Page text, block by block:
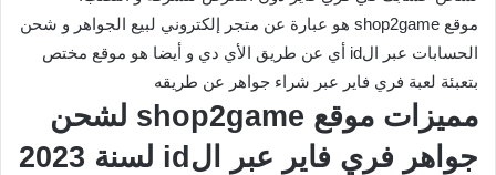
موقع shop2game هو عبارة عن متجر إلكتروني لبيع الجواهر و شحن
الحسابات عبر الid أي عن طريق الأي دي و أيضا هو موقع مختص
بتعبئة لعبة فري فاير عبر شراء جواهر عن طريقه
مميزات موقع shop2game لشحن
جواهر فري فاير عبر الid لسنة 2023